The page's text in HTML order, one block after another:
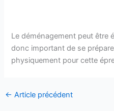
Le déménagement peut être
donc important de se
physiquement pour cette
← Article précédent